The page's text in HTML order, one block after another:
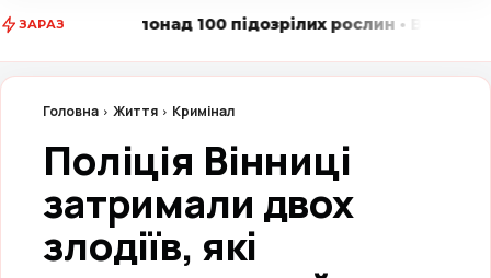
ЗАРАЗпідозрілих рослин • Вінниця LIVE стежить за
Головна Життя Кримінал
Поліція Вінниці
затримали двох
злодіїв, які